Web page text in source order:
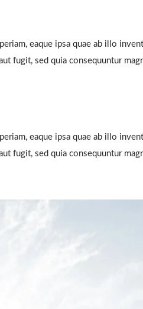
eaque ipsa quae ab illo
fugit, sed quia consequuntur
eaque ipsa quae ab illo
fugit, sed quia consequuntur